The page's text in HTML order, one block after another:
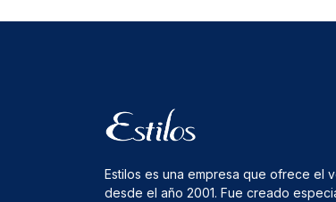
Estilos es una empresa que ofrece el
desde el año 2001. Fue creado